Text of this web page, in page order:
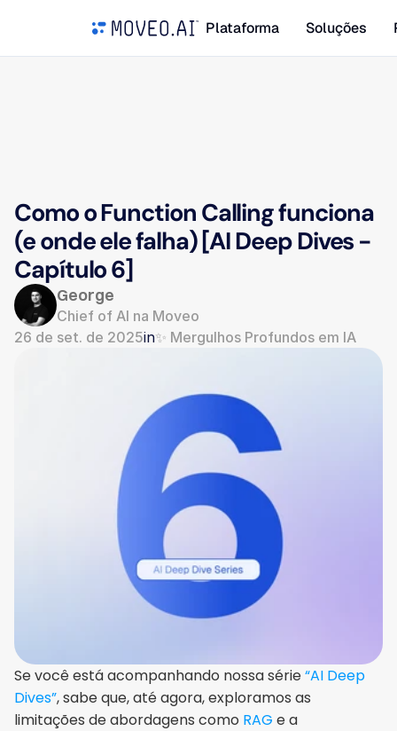
Plataforma Soluções
Como o Function Calling funciona
(e onde ele falha) [AI Deep Dives -
Capítulo 6]
George
Chief of AI na Moveo
26 de set. de 2025in✨ Mergulhos Profundos em IA
Se você está acompanhando nossa série “AI Deep
Dives”, sabe que, até agora, exploramos as
limitações de abordagens como RAG e a